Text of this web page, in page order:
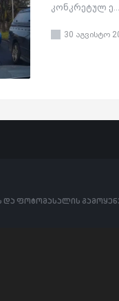
კონკრეტულ ე...
30 აგვისტო
და ფოტომასალის